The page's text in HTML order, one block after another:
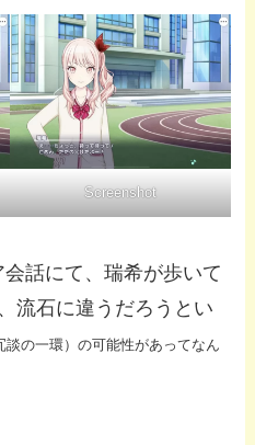
Screenshot
話にて、瑞希が歩いて
流石に違うだろうとい
談の一環）の可能性があってなん